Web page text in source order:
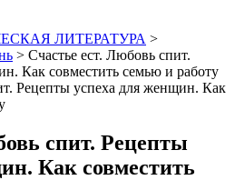
ЛИТЕРАТУРА >
> Счастье ест. Любовь спит.
Как совместить семью и работу
спит. Рецепты
Как совместить